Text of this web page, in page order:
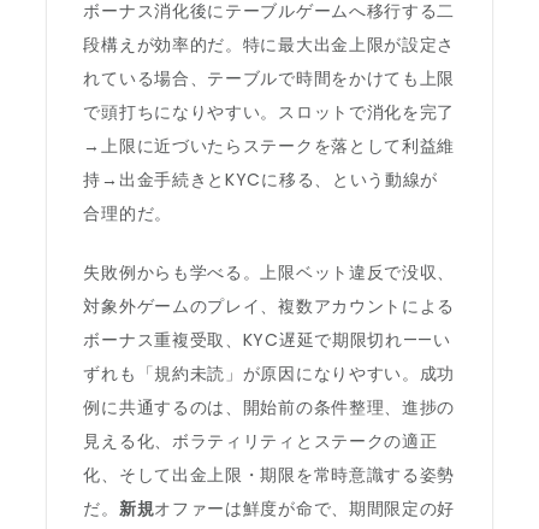
ボーナス消化後にテーブルゲームへ移行する二
段構えが効率的だ。特に最大出金上限が設定さ
れている場合、テーブルで時間をかけても上限
で頭打ちになりやすい。スロットで消化を完了
→上限に近づいたらステークを落として利益維
持→出金手続きとKYCに移る、という動線が
合理的だ。
失敗例からも学べる。上限ベット違反で没収、
対象外ゲームのプレイ、複数アカウントによる
ボーナス重複受取、KYC遅延で期限切れ——い
ずれも「規約未読」が原因になりやすい。成功
例に共通するのは、開始前の条件整理、進捗の
見える化、ボラティリティとステークの適正
化、そして出金上限・期限を常時意識する姿勢
だ。 新規オファーは鮮度が命で、期間限定の好